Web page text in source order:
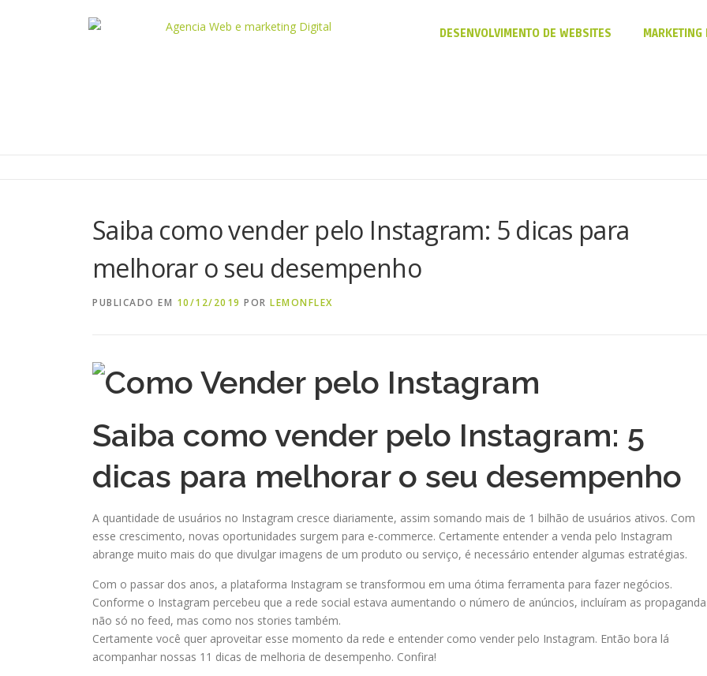
DESENVOLVIMENTO DE WEBSITES MARKETING
Saiba como vender pelo Instagram: 5 dicas para
melhorar o seu desempenho
PUBLICADO EM 10/12/2019 POR LEMONFLEX
Saiba como vender pelo Instagram: 5
dicas para melhorar o seu desempenho
A quantidade de usuários no Instagram cresce diariamente, assim somando mais de 1 bilhão de usuários ativos. Com
esse crescimento, novas oportunidades surgem para e-commerce. Certamente entender a venda pelo Instagram
abrange muito mais do que divulgar imagens de um produto ou serviço, é necessário entender algumas estratégias.
Com o passar dos anos, a plataforma Instagram se transformou em uma ótima ferramenta para fazer negócios.
Conforme o Instagram percebeu que a rede social estava aumentando o número de anúncios, incluíram as
não só no feed, mas como nos stories também.
Certamente você quer aproveitar esse momento da rede e entender como vender pelo Instagram. Então bora lá
acompanhar nossas 11 dicas de melhoria de desempenho. Confira!